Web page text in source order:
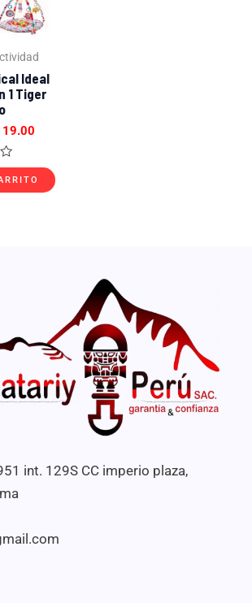
Ideal
1 Tiger
int. 129S CC imperio plaza,